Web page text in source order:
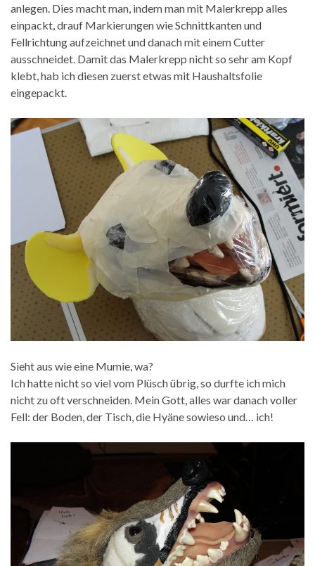
anlegen. Dies macht man, indem man mit Malerkrepp alles
einpackt, drauf Markierungen wie Schnittkanten und
Fellrichtung aufzeichnet und danach mit einem Cutter
ausschneidet. Damit das Malerkrepp nicht so sehr am Kopf
klebt, hab ich diesen zuerst etwas mit Haushaltsfolie
eingepackt.
Sieht aus wie eine Mumie, wa?
Ich hatte nicht so viel vom Plüsch übrig, so durfte ich mich
nicht zu oft verschneiden. Mein Gott, alles war danach voller
Fell: der Boden, der Tisch, die Hyäne sowieso und… ich!